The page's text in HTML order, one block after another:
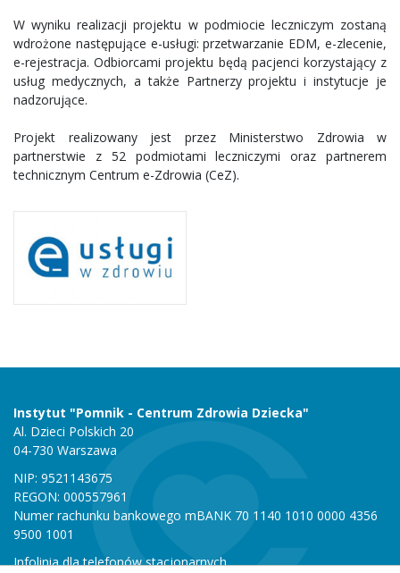
W wyniku realizacji projektu w podmiocie leczniczym zostaną
wdrożone następujące e-usługi: przetwarzanie EDM, e-zlecenie,
e-rejestracja. Odbiorcami projektu będą pacjenci korzystający z
usług medycznych, a także Partnerzy projektu i instytucje je
nadzorujące.
Projekt realizowany jest przez Ministerstwo Zdrowia w
partnerstwie z 52 podmiotami leczniczymi oraz partnerem
technicznym Centrum e-Zdrowia (CeZ).
Instytut "Pomnik - Centrum Zdrowia Dziecka"
Al. Dzieci Polskich 20
04-730 Warszawa
NIP: 9521143675
REGON: 000557961
Numer rachunku bankowego mBANK 70 1140 1010 0000 4356
9500 1001
Infolinia dla telefonów stacjonarnych